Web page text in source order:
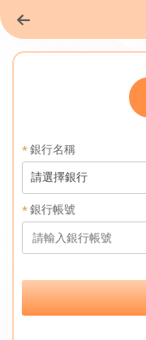
銀行名稱
請選擇銀行
銀行帳號